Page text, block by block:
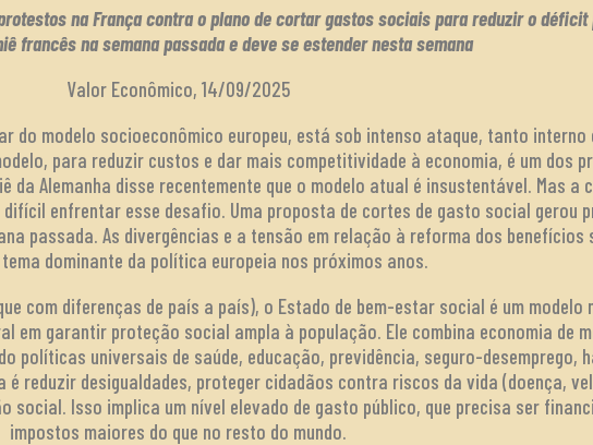
na França contra o plano de cortar gastos sociais para reduzir o déficit
francês na semana passada e deve se estender nesta semana
Valor Econômico, 14/09/2025
do modelo socioeconômico europeu, está sob intenso ataque, tanto interno
para reduzir custos e dar mais competitividade à economia, é um dos
da Alemanha disse recentemente que o modelo atual é insustentável. Mas a
enfrentar esse desafio. Uma proposta de cortes de gasto social gerou
passada. As divergências e a tensão em relação à reforma dos benefícios
dominante da política europeia nos próximos anos.
com diferenças de país a país), o Estado de bem-estar social é um modelo
em garantir proteção social ampla à população. Ele combina economia de
políticas universais de saúde, educação, previdência, seguro-desemprego,
reduzir desigualdades, proteger cidadãos contra riscos da vida (doença,
social. Isso implica um nível elevado de gasto público, que precisa ser
impostos maiores do que no resto do mundo.